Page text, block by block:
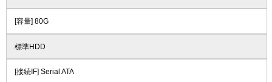
[容量] 80G
標準HDD
[接続IF] Serial ATA